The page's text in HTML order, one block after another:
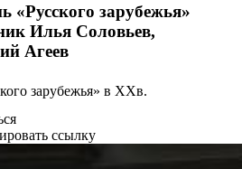
«Русского зарубежья»
Илья Соловьев,
Агеев
зарубежья» в ХХв.